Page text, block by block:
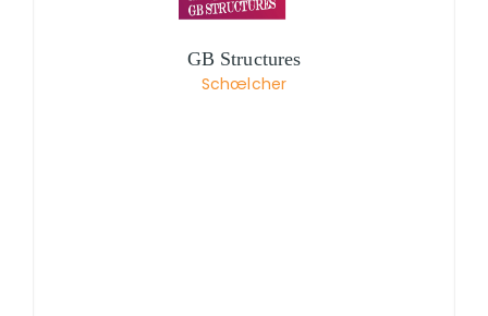
GB Structures
Schœlcher